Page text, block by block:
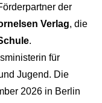
der
Verlag, die
.
für
Jugend. Die
2026 in Berlin